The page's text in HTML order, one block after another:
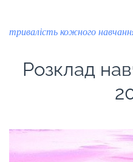
тривалість кожного
Розклад